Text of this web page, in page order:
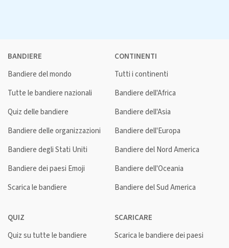
BANDIERE
Bandiere del mondo
Tutte le bandiere nazionali
Quiz delle bandiere
Bandiere delle organizzazioni
Bandiere degli Stati Uniti
Bandiere dei paesi Emoji
Scarica le bandiere
CONTINENTI
Tutti i continenti
Bandiere dell'Africa
Bandiere dell'Asia
Bandiere dell'Europa
Bandiere del Nord America
Bandiere dell'Oceania
Bandiere del Sud America
QUIZ
Quiz su tutte le bandiere
SCARICARE
Scarica le bandiere dei paesi